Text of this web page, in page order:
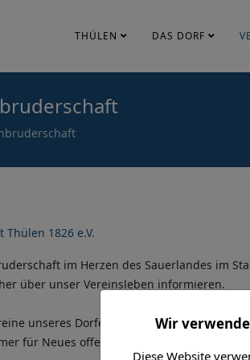
THÜLEN DAS DORF
1826 e.V.
im Herzen des Sauerlandes im
über unser Vereinsleben informieren.
unseres Dorfes Thülen verstehen wir
für Neues offen in die Zukunft blicken.
Wir
Diese Website